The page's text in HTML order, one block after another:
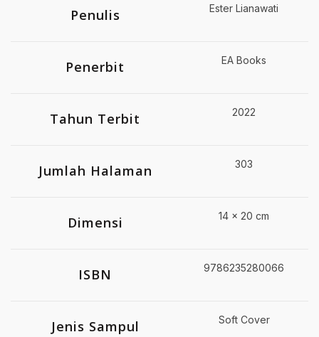
Penulis Ester Lianawati
Penerbit EA Books
Tahun Terbit 2022
Jumlah Halaman 303
Dimensi 14 x 20 cm
ISBN 9786235280066
Jenis Sampul Soft Cover